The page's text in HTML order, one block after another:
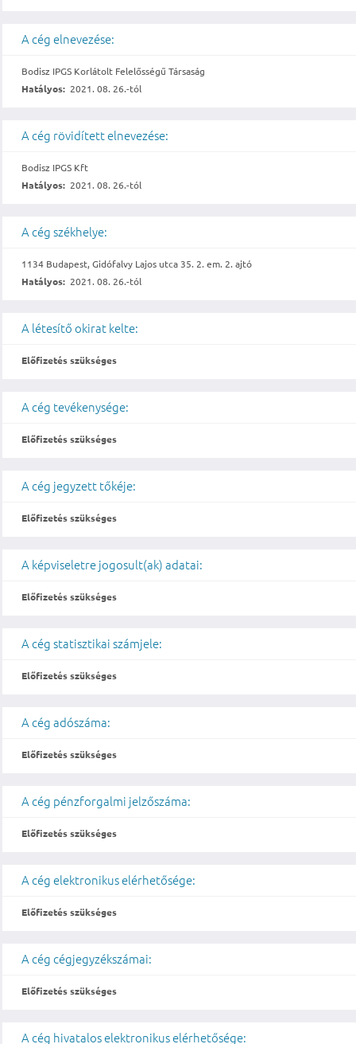
A cég elnevezése:
Bodisz IPGS Korlátolt Felelősségű Társaság
Hatályos: 2021. 08. 26.-tól
A cég rövidített elnevezése:
Bodisz IPGS Kft
Hatályos: 2021. 08. 26.-tól
A cég székhelye:
1134 Budapest, Gidófalvy Lajos utca 35. 2. em. 2. ajtó
Hatályos: 2021. 08. 26.-tól
A létesítő okirat kelte:
Előfizetés szükséges
A cég tevékenysége:
Előfizetés szükséges
A cég jegyzett tőkéje:
Előfizetés szükséges
A képviseletre jogosult(ak) adatai:
Előfizetés szükséges
A cég statisztikai számjele:
Előfizetés szükséges
A cég adószáma:
Előfizetés szükséges
A cég pénzforgalmi jelzőszáma:
Előfizetés szükséges
A cég elektronikus elérhetősége:
Előfizetés szükséges
A cég cégjegyzékszámai:
Előfizetés szükséges
A cég hivatalos elektronikus elérhetősége: